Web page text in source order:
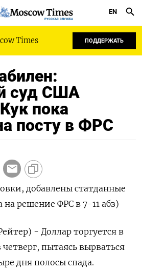
РУССКАЯ СЛУЖБА
EN
Times ПОДДЕРЖАТЬ
суд США
пока
посту в ФРС
добавлены статданные
решение ФРС в 7-11 абз)
- Доллар торгуется в
пытаясь вырваться
дня полосы спада.